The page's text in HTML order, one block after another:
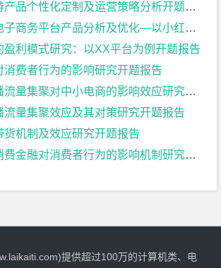
品个性化定制及运营策略分析开题报告
务平台产品分析及优化—以小红书为例开题报告
盈利模式研究：以XX平台为例开题报告
消费者行为的影响研究开题报告
量集聚对中小电商的影响效应研究开题报告
流量集聚效应及其对策研究开题报告
货机制及效应研究开题报告
金融对消费者行为的影响机制研究开题报告
提供超过100万的计算机类、电